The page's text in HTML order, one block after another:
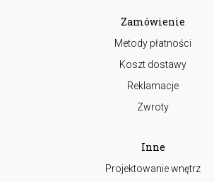
Zamówienie
Metody płatności
Koszt dostawy
Reklamacje
Zwroty
Inne
Projektowanie wnętrz